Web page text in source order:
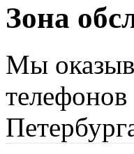
Зона
Мы